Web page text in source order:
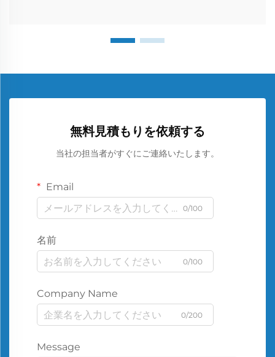
無料見積もりを依頼する
当社の担当者がすぐにご連絡いたします。
Email
0/100
名前
0/100
Company Name
0/200
Message